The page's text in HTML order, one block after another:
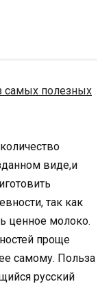
виде,и
так как
ценное молоко.
проще
самому. Польза
русский